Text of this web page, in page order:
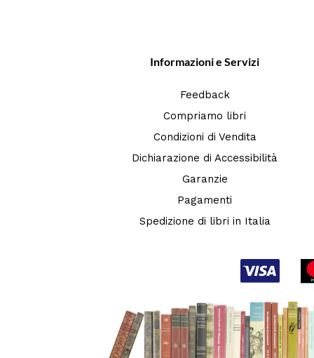
Informazioni e Servizi
Feedback
Compriamo libri
Condizioni di Vendita
Dichiarazione di Accessibilità
Garanzie
Pagamenti
Spedizione di libri in Italia